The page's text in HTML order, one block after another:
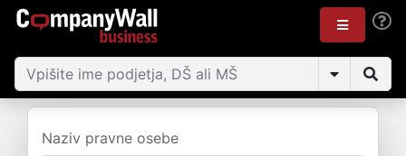
Naziv pravne osebe